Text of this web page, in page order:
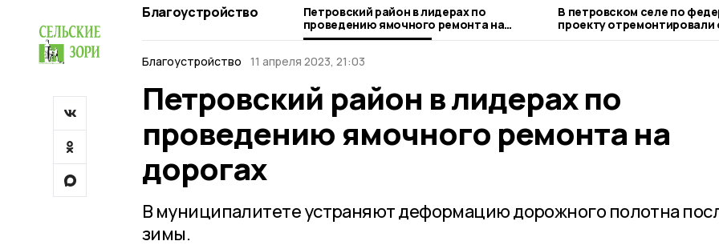
Благоустройство
Петровский район в лидерах по
проведению ямочного ремонта на
дорогах
В петровском селе по
проекту отремонтировали
погибшим лётчикам
Благоустройство 11 апреля 2023, 21:03
Петровский район в лидерах по
проведению ямочного ремонта на
дорогах
В муниципалитете устраняют деформацию дорожного полотна
зимы.